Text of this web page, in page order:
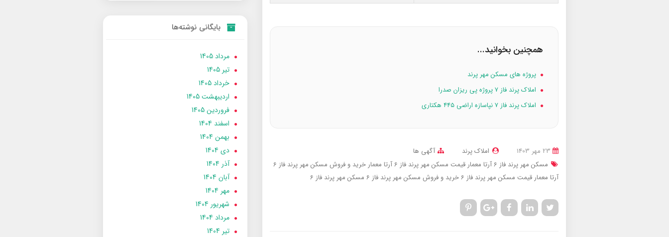
همچنین بخوانید...
پروژه های مسکن مهر پرند
املاک پرند فاز ۷ پروژه پی ریزان صدرا
املاک پرند فاز ۷ نپاسازه اراضی ۴۴۵ هکتاری
املاک پرند
آگهی ها
مسکن مهر پرند فاز 6 آرتا معمار
قیمت مسکن مهر پرند فاز 6 آرتا معمار
خرید و فروش مسکن مهر پرند فاز 6
آرتا معمار قیمت مسکن مهر پرند فاز 6 خرید و فروش مسکن مهر پرند فاز 6 مسکن مهر پرند فاز 6
بایگانی نوشته‌ها
مرداد 1405
تير 1405
خرداد 1405
ارديبهشت 1405
فروردین 1405
اسفند 1404
بهمن 1404
دی 1404
آذر 1404
آبان 1404
مهر 1404
شهریور 1404
مرداد 1404
تير 1404